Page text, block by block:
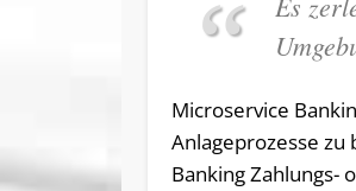
Microservice
Anlageprozesse
Banking Zahlungs-